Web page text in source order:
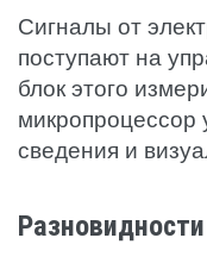
Сигналы от
поступают на
блок этого
микропроцессор
сведения и